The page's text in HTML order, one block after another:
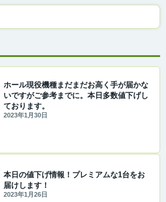
ホール現役機種まだまだお高く手が届かな
いですがご参考までに。本日多数値下げし
ております。
2023年1月30日
本日の値下げ情報！プレミアムな1台をお
届けします！
2023年1月26日